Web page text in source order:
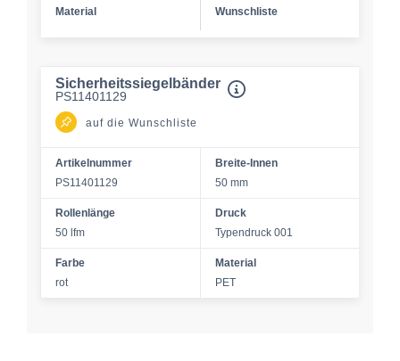
Material Wunschliste
Sicherheitssiegelbänder
PS11401129
auf die Wunschliste
Artikelnummer
PS11401129
Breite-Innen
50 mm
Rollenlänge
50 lfm
Druck
Typendruck 001
Farbe
rot
Material
PET